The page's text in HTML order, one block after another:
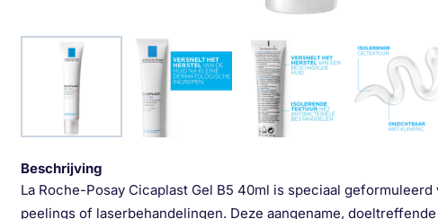
Beschrijving
La Roche-Posay Cicaplast Gel B5 40ml is speciaal
peelings of laserbehandelingen. Deze aangename,